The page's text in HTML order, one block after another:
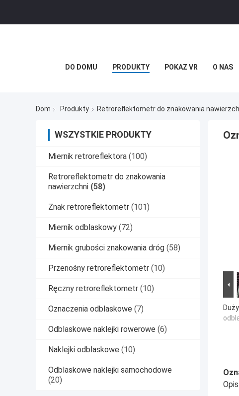
DO DOMU PRODUKTY POKAZ VR O NAS
Dom Produkty Retroreflektometr do znakowania
WSZYSTKIE PRODUKTY
Miernik retroreflektora (100)
Retroreflektometr do znakowania
nawierzchni (58)
Znak retroreflektometr (101)
Miernik odblaskowy (72)
Miernik grubości znakowania dróg (58)
Przenośny retroreflektometr (10)
Ręczny retroreflektometr (10)
Oznaczenia odblaskowe (7)
Odblaskowe naklejki rowerowe (6)
Naklejki odblaskowe (10)
Odblaskowe naklejki samochodowe
(20)
Opis